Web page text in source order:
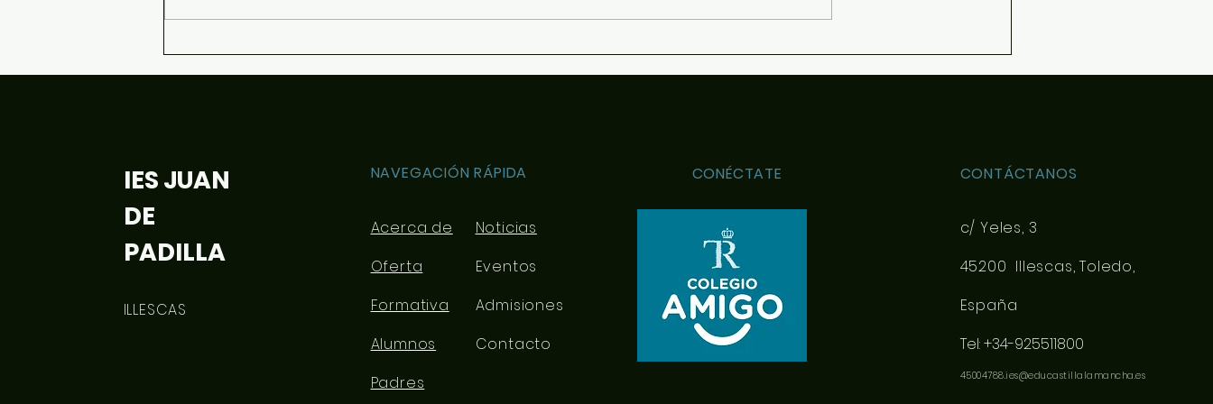
IES JUAN
DE
PADILLA
ILLESCAS
NAVEGACIÓN RÁPIDA
Acerca de
Oferta
Formativa
Alumnos
Padres
Noticias
Eventos
Admisiones
Contacto
CONÉCTATE CONTÁCTANOS
c/ Yeles, 3
45200 Illescas, Toledo,
España
Tel: +34-925511800
45004788.ies@educastillalamancha.es